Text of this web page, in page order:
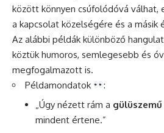
között könnyen csúfolódóvá válhat,
a kapcsolat közelségére és a másik
Az alábbi példák különböző
köztük humoros, semlegesebb és
megfogalmazott is.
Példamondatok
:
„Úgy nézett rám a gülüszemű
mindent értene.”